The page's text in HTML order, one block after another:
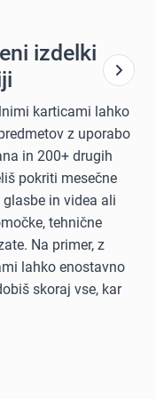
izdelki
karticami lahko
z uporabo
in 200+ drugih
pokriti mesečne
in videa ali
tehnične
Na primer, z
lahko enostavno
skoraj vse, kar